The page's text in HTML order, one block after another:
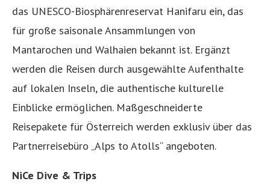
das UNESCO-Biosphärenreservat Hanifaru ein, das
für große saisonale Ansammlungen von
Mantarochen und Walhaien bekannt ist. Ergänzt
werden die Reisen durch ausgewählte Aufenthalte
auf lokalen Inseln, die authentische kulturelle
Einblicke ermöglichen. Maßgeschneiderte
Reisepakete für Österreich werden exklusiv über das
Partnerreisebüro „Alps to Atolls“ angeboten.
NiCe Dive & Trips